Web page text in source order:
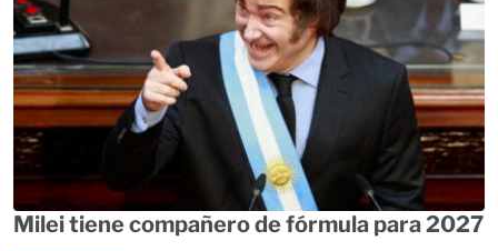
Milei tiene compañero de fórmula para 2027